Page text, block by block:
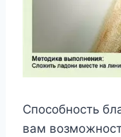
Спοсοбнοсть
вам